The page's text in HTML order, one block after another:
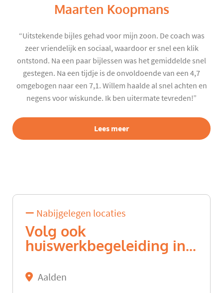
Maarten Koopmans
“Uitstekende bijles gehad voor mijn zoon. De coach was
zeer vriendelijk en sociaal, waardoor er snel een klik
ontstond. Na een paar bijlessen was het gemiddelde snel
gestegen. Na een tijdje is de onvoldoende van een 4,7
omgebogen naar een 7,1. Willem haalde al snel achten en
negens voor wiskunde. Ik ben uitermate tevreden!”
Lees meer
Nabijgelegen locaties
Volg ook
huiswerkbegeleiding in...
Aalden